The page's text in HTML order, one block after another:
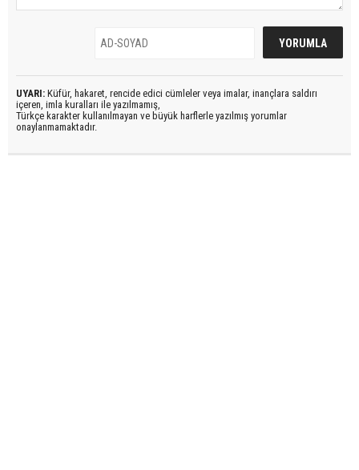
UYARI: Küfür, hakaret, rencide edici cümleler veya imalar, inançlara saldırı
içeren, imla kuralları ile yazılmamış,
Türkçe karakter kullanılmayan ve büyük harflerle yazılmış yorumlar
onaylanmamaktadır.